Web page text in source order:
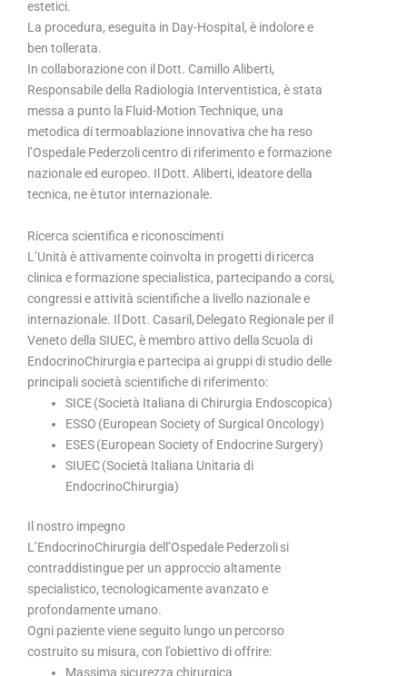
estetici.
La procedura, eseguita in Day-Hospital, è indolore e
ben tollerata.
In collaborazione con il Dott. Camillo Aliberti,
Responsabile della Radiologia Interventistica, è stata
messa a punto la Fluid-Motion Technique, una
metodica di termoablazione innovativa che ha reso
l’Ospedale Pederzoli centro di riferimento e formazione
nazionale ed europeo. Il Dott. Aliberti, ideatore della
tecnica, ne è tutor internazionale.
Ricerca scientifica e riconoscimenti
L’Unità è attivamente coinvolta in progetti di ricerca
clinica e formazione specialistica, partecipando a corsi,
congressi e attività scientifiche a livello nazionale e
internazionale. Il Dott. Casaril, Delegato Regionale per il
Veneto della SIUEC, è membro attivo della Scuola di
EndocrinoChirurgia e partecipa ai gruppi di studio delle
principali società scientifiche di riferimento:
SICE (Società Italiana di Chirurgia Endoscopica)
ESSO (European Society of Surgical Oncology)
ESES (European Society of Endocrine Surgery)
SIUEC (Società Italiana Unitaria di
EndocrinoChirurgia)
Il nostro impegno
L’EndocrinoChirurgia dell’Ospedale Pederzoli si
contraddistingue per un approccio altamente
specialistico, tecnologicamente avanzato e
profondamente umano.
Ogni paziente viene seguito lungo un percorso
costruito su misura, con l’obiettivo di offrire:
Massima sicurezza chirurgica